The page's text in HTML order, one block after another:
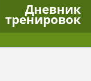
Дневник
тренировок